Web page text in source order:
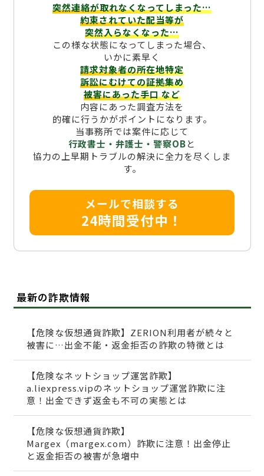
突然連絡が取れなくなってしまった…
約束されていた配当等が
突然入らなくなった…
この様な状態になってしまった場合、
いかに素早く
請求対象者の所在地特定
訴訟にむけての証拠集め
被害にあった手口など
内容にあった調査方法を
的確に行うかがポイントになります。
当事務所では案件に応じて
行政書士・弁護士・警察OBと
協力の上早期トラブルの解決に全力を尽くしま
す。
メールで相談する
24時間受付中！
最新の詐欺情報
【危険な仮想通貨詐欺】ZERION利用者が続々と
被害に…出金不能・返金拒否の詐欺の特徴とは
【危険なネットショップ運営詐欺】
a.liexpress.vipのネットショップ運営詐欺に注
意！出金できず返金も不可の実態とは
【危険な仮想通貨詐欺】
Margex（margex.com）詐欺に注意！出金停止
と返金拒否の被害が急増中